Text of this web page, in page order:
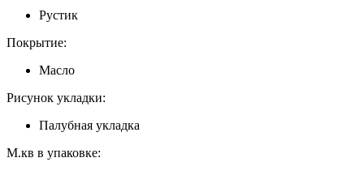
Рустик
Покрытие:
Масло
Рисунок укладки:
Палубная укладка
М.кв в упаковке: